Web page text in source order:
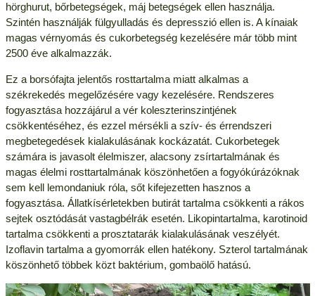
hörghurut, bőrbetegségek, máj betegségek ellen használja.
Szintén használják fülgyulladás és depresszió ellen is. A kínaiak
magas vérnyomás és cukorbetegség kezelésére már több mint
2500 éve alkalmazzák.
Ez a borsófajta jelentős rosttartalma miatt alkalmas a
székrekedés megelőzésére vagy kezelésére. Rendszeres
fogyasztása hozzájárul a vér koleszterinszintjének
csökkentéséhez, és ezzel mérsékli a szív- és érrendszeri
megbetegedések kialakulásának kockázatát. Cukorbetegek
számára is javasolt élelmiszer, alacsony zsírtartalmának és
magas élelmi rosttartalmának köszönhetően a fogyókúrázóknak
sem kell lemondaniuk róla, sőt kifejezetten hasznos a
fogyasztása. Állatkísérletekben butirát tartalma csökkenti a rákos
sejtek osztódását vastagbélrák esetén. Likopintartalma, karotinoid
tartalma csökkenti a prosztatarák kialakulásának veszélyét.
Izoflavin tartalma a gyomorrák ellen hatékony. Szterol tartalmának
köszönhető többek közt baktérium, gombaölő hatású.